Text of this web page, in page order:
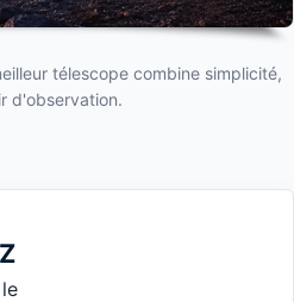
télescope combine simplicité,
d'observation.